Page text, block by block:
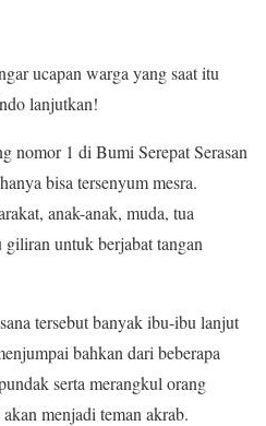
ucapan warga yang saat itu
lanjutkan!
nomor 1 di Bumi Serepat Serasan
bisa tersenyum mesra.
anak-anak, muda, tua
untuk berjabat tangan
tersebut banyak ibu-ibu lanjut
bahkan dari beberapa
serta merangkul orang
menjadi teman akrab.